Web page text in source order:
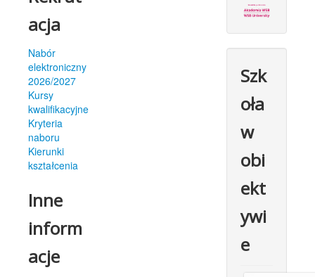
acja
Nabór
elektroniczny
2026/2027
Kursy
kwalifikacyjne
Kryteria
naboru
Kierunki
kształcenia
Inne
inform
acje
Szk
oła
w
obi
ekt
ywi
e